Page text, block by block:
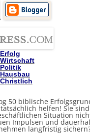
.
50 biblische
helfen! Sie
Situation
Impulsen und
langfristig